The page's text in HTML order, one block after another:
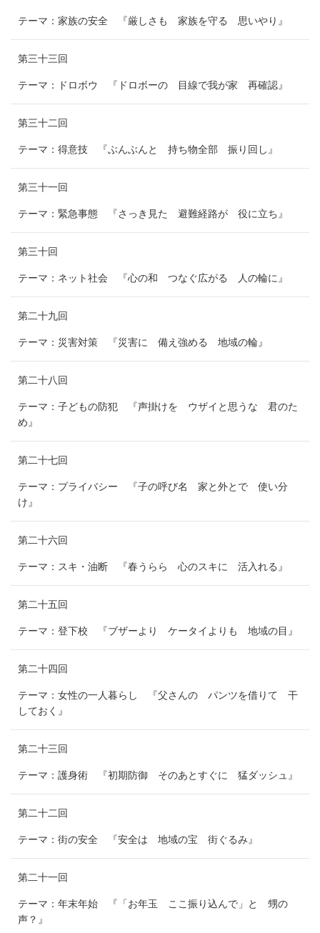
テーマ：家族の安全 『厳しさも 家族を守る 思いやり』
第三十三回
テーマ：ドロボウ 『ドロボーの 目線で我が家 再確認』
第三十二回
テーマ：得意技 『ぶんぶんと 持ち物全部 振り回し』
第三十一回
テーマ：緊急事態 『さっき見た 避難経路が 役に立ち』
第三十回
テーマ：ネット社会 『心の和 つなぐ広がる 人の輪に』
第二十九回
テーマ：災害対策 『災害に 備え強める 地域の輪』
第二十八回
テーマ：子どもの防犯 『声掛けを ウザイと思うな 君のた
め』
第二十七回
テーマ：プライバシー 『子の呼び名 家と外とで 使い分
け』
第二十六回
テーマ：スキ・油断 『春うらら 心のスキに 活入れる』
第二十五回
テーマ：登下校 『ブザーより ケータイよりも 地域の目』
第二十四回
テーマ：女性の一人暮らし 『父さんの パンツを借りて 干
しておく』
第二十三回
テーマ：護身術 『初期防御 そのあとすぐに 猛ダッシュ』
第二十二回
テーマ：街の安全 『安全は 地域の宝 街ぐるみ』
第二十一回
テーマ：年末年始 『「お年玉 ここ振り込んで」と 甥の
声？』